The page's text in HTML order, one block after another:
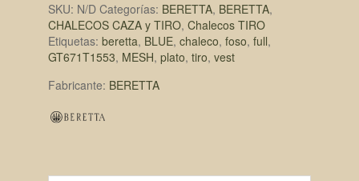
SKU: N/D Categorías: BERETTA, BERETTA,
CHALECOS CAZA y TIRO, Chalecos TIRO
Etiquetas: beretta, BLUE, chaleco, foso, full,
GT671T1553, MESH, plato, tiro, vest
Fabricante: BERETTA